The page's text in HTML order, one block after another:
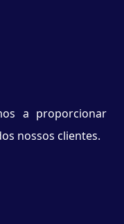
a proporcionar
nossos clientes.